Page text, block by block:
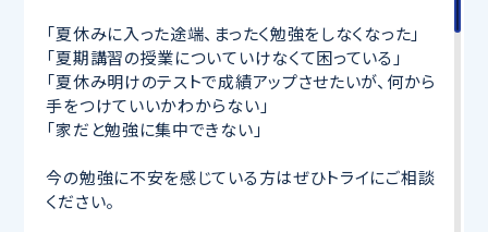
「夏休みに入った途端、まったく勉強をしなくなった」
「夏期講習の授業についていけなくて困っている」
「夏休み明けのテストで成績アップさせたいが、何から
手をつけていいかわからない」
「家だと勉強に集中できない」
今の勉強に不安を感じている方はぜひトライにご相談
ください。